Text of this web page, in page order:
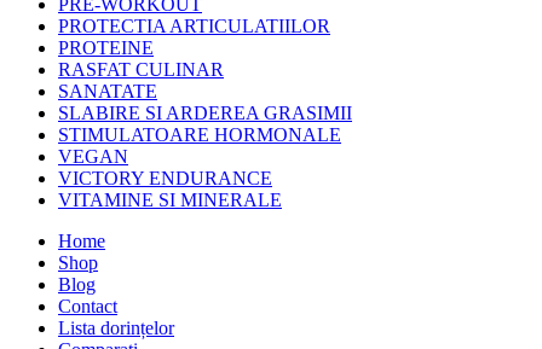
PRE-WORKOUT
PROTECTIA ARTICULATIILOR
PROTEINE
RASFAT CULINAR
SANATATE
SLABIRE SI ARDEREA GRASIMII
STIMULATOARE HORMONALE
VEGAN
VICTORY ENDURANCE
VITAMINE SI MINERALE
Home
Shop
Blog
Contact
Lista dorințelor